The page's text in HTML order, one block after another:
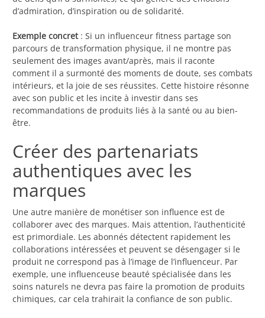
d’admiration, d’inspiration ou de solidarité.
Exemple concret: Si un influenceur fitness partage son
parcours de transformation physique, il ne montre pas
seulement des images avant/après, mais il raconte
comment il a surmonté des moments de doute, ses combats
intérieurs, et la joie de ses réussites. Cette histoire résonne
avec son public et les incite à investir dans ses
recommandations de produits liés à la santé ou au bien-
être.
Créer des partenariats
authentiques avec les
marques
Une autre manière de monétiser son influence est de
collaborer avec des marques. Mais attention, l’authenticité
est primordiale. Les abonnés détectent rapidement les
collaborations intéressées et peuvent se désengager si le
produit ne correspond pas à l’image de l’influenceur. Par
exemple, une influenceuse beauté spécialisée dans les
soins naturels ne devra pas faire la promotion de produits
chimiques, car cela trahirait la confiance de son public.